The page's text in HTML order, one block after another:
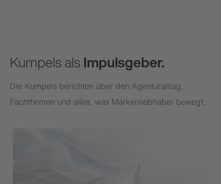
Kumpels alsImpulsgeber.
Die Kumpels berichten über den Agenturalltag,
Fachthemen und alles, was Markenliebhaber bewegt.